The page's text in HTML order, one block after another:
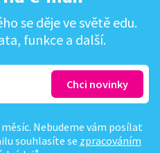
se děje ve světě edu.
funkce a další.
Nebudeme vám posílat
souhlasíte se zpracováním